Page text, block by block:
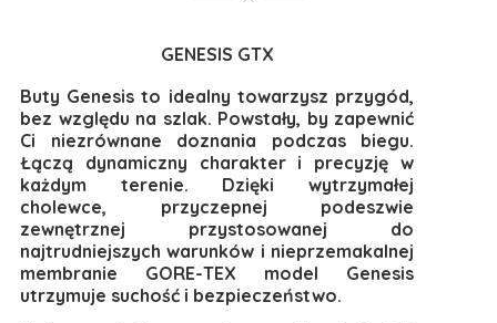
GENESIS GTX
Buty Genesis to idealny towarzysz przygód,
bez względu na szlak. Powstały, by zapewnić
Ci niezrównane doznania podczas biegu.
Łączą dynamiczny charakter i precyzję w
każdym terenie. Dzięki wytrzymałej
cholewce, przyczepnej podeszwie
zewnętrznej przystosowanej do
najtrudniejszych warunków i nieprzemakalnej
membranie GORE-TEX model Genesis
utrzymuje suchość i bezpieczeństwo.